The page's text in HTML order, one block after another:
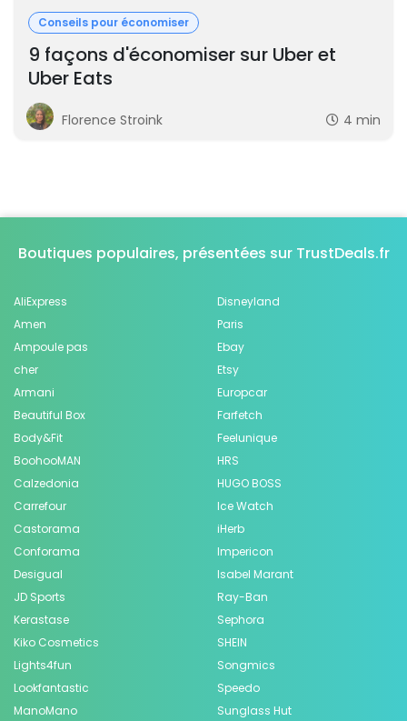
Conseils pour économiser
9 façons d'économiser sur Uber et
Uber Eats
Florence Stroink 4 min
Boutiques populaires, présentées sur TrustDeals.fr
AliExpress
Amen
Ampoule pas
cher
Armani
Beautiful Box
Body&Fit
BoohooMAN
Calzedonia
Carrefour
Castorama
Conforama
Desigual
Disneyland
Paris
Ebay
Etsy
Europcar
Farfetch
Feelunique
HRS
HUGO BOSS
Ice Watch
iHerb
Impericon
Isabel Marant
JD Sports
Kerastase
Kiko Cosmetics
Lights4fun
Lookfantastic
ManoMano
Ray-Ban
Sephora
SHEIN
Songmics
Speedo
Sunglass Hut